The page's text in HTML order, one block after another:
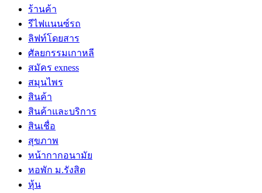
ร้านค้า
รีไฟแนนซ์รถ
ลิฟท์โดยสาร
ศัลยกรรมเกาหลี
สมัคร exness
สมุนไพร
สินค้า
สินค้าและบริการ
สินเชื่อ
สุขภาพ
หน้ากากอนามัย
หอพัก ม.รังสิต
หุ้น